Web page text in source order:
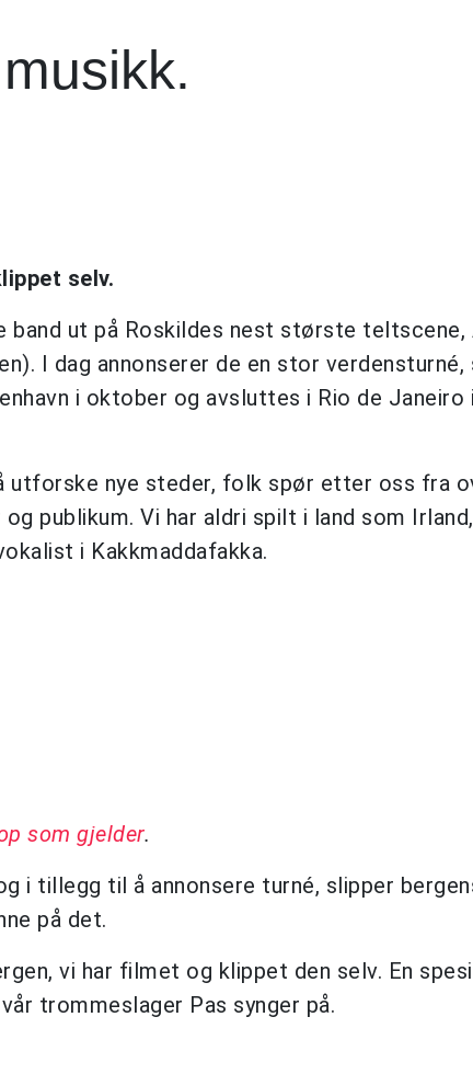
selv.
ut på Roskildes nest største teltscene,
I dag annonserer de en stor verdensturné,
i oktober og avsluttes i Rio de Janeiro i
nye steder, folk spør etter oss fra
publikum. Vi har aldri spilt i land som
i Kakkmaddafakka.
som gjelder.
i tillegg til å annonsere turné, slipper
på det.
vi har filmet og klippet den selv. En
trommeslager Pas synger på.